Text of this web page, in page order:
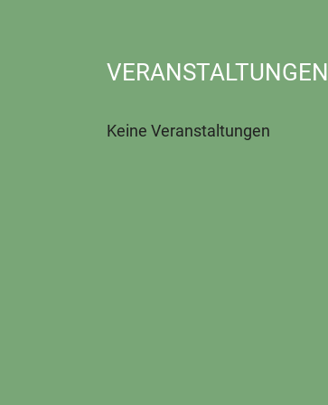
VERANSTALTUNGEN
Keine Veranstaltungen